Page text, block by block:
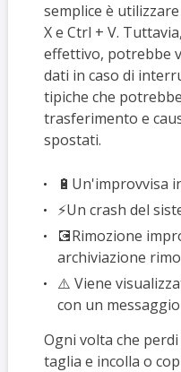
semplice è
X e Ctrl + V.
effettivo, potrebbe
dati in caso di
tipiche che
trasferimento e
spostati.
🔋Un'improvvisa
⚡Un crash del
💽Rimozione
archiviazione
⚠️ Viene
con un
Ogni volta che
taglia e incolla o